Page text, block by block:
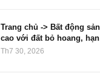
Trang chủ -> Bất động
cao với đất bỏ hoang,
Th7 30, 2026